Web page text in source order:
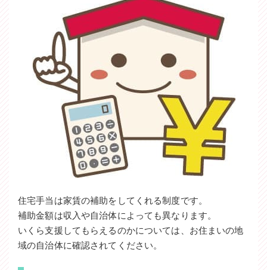
住宅手当は家賃の補助をしてくれる制度です。
補助金額は収入や自治体によっても異なります。
いくら支援してもらえるのかについては、お住まいの地
域の自治体に確認されてください。